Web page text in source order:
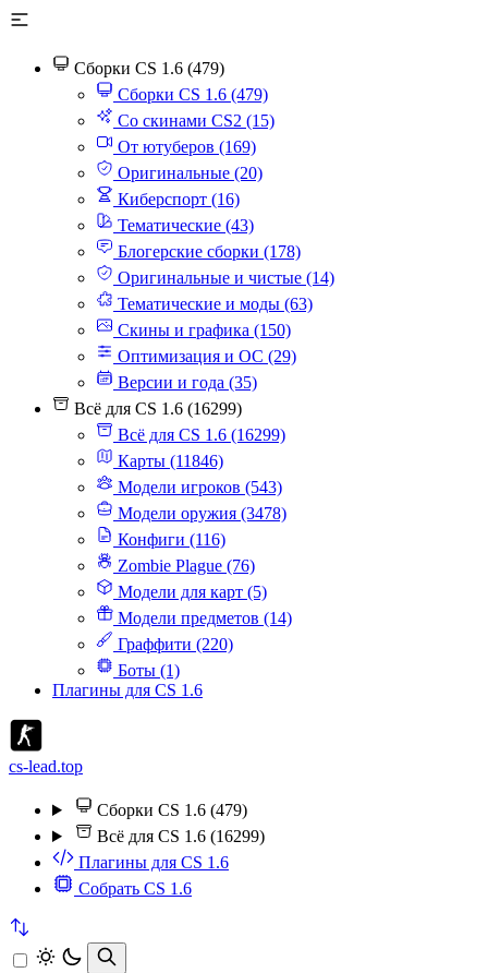
Сборки CS 1.6 (479)
Сборки CS 1.6 (479)
Со скинами CS2 (15)
От ютуберов (169)
Оригинальные (20)
Киберспорт (16)
Тематические (43)
Блогерские сборки (178)
Оригинальные и чистые (14)
Тематические и моды (63)
Скины и графика (150)
Оптимизация и ОС (29)
Версии и года (35)
Всё для CS 1.6 (16299)
Всё для CS 1.6 (16299)
Карты (11846)
Модели игроков (543)
Модели оружия (3478)
Конфиги (116)
Zombie Plague (76)
Модели для карт (5)
Модели предметов (14)
Граффити (220)
Боты (1)
Плагины для CS 1.6
cs-lead.top
Сборки CS 1.6 (479)
Всё для CS 1.6 (16299)
Плагины для CS 1.6
Собрать CS 1.6